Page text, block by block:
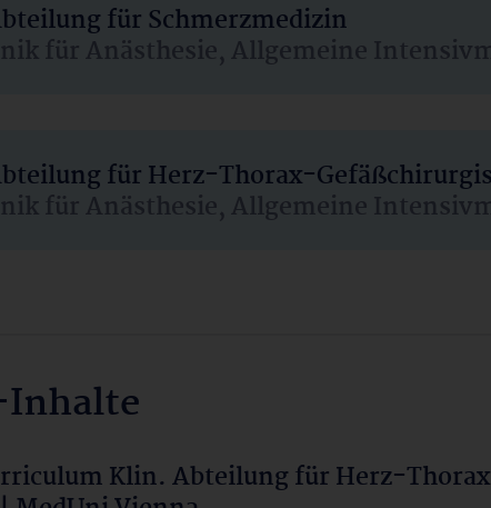
für Schmerzmedizin
für Anästhesie, Allgemeine
für Herz-Thorax-
für Anästhesie, Allgemeine
Klin. Abteilung für Herz-